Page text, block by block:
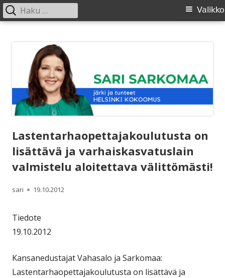
Ensisijainen
Valikko
Haku:
Lastentarhaopettajakoulutusta on
lisättävä ja varhaiskasvatuslain
valmistelu aloitettava välittömästi!
Kirjoittaja
sari Julkaistu
19.10.2012
Tiedote
19.10.2012
Kansanedustajat Vahasalo ja Sarkomaa:
Lastentarhaopettajakoulutusta on lisättävä ja